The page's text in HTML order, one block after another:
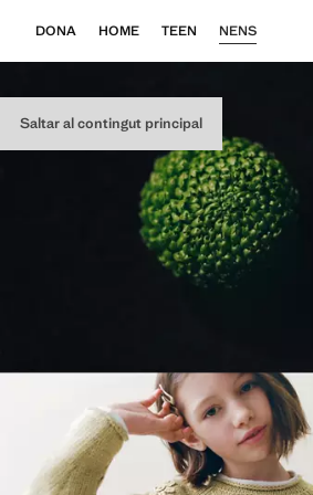
Saltar al contingut principal
DONA HOME TEEN NENS